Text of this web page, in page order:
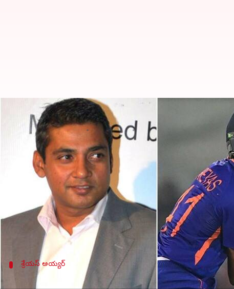
శ్రేయస్ అయ్యర్ గాయంపై టీమిండియా
Jayachandra Akuri Mar 25, 2023 11:57 am
ఈ వార్తాకథనం ఏంటి
టీమిండియా స్టార్ బ్యాటర్ శ్రేయాస్ అయ్యర్వెన్ను
టెస్టులో సభ్యుడిగా ఉన్నప్పటికీ బ్యాటింగ్‌కు దిగలేదు.
సర్జరీ జరిగితే 6-7 నెలల పాటు విశ్రాంతి తీసుకోవాల్సి
దీనిపై తాజాగా టీమిండియా మాజీ ప్లేయర్ అజయ్ జడేజా
శ్రేయస్ అయ్యర్
శ్రేయస్ అయ్యర్ త్వరగా కోలుకోవాలి